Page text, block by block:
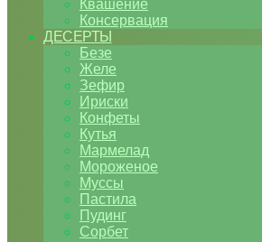
Квашение
Консервация
ДЕСЕРТЫ
Безе
Желе
Зефир
Ириски
Конфеты
Кутья
Мармелад
Мороженое
Муссы
Пастила
Пудинг
Сорбет